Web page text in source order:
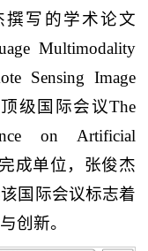
写的学术论文
Multimodality
Sensing Image
级国际会议The
on Artificial
成单位，张俊杰
国际会议标志着
创新。